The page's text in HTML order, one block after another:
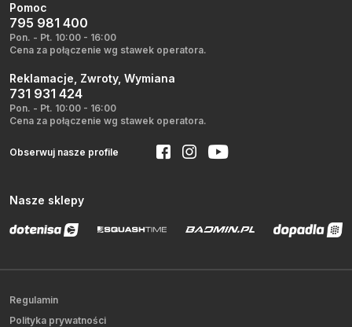
Pomoc
795 981 400
Pon. - Pt. 10:00 - 16:00
Cena za połączenie wg stawek operatora.
Reklamacje, Zwroty, Wymiana
731 931 424
Pon. - Pt. 10:00 - 16:00
Cena za połączenie wg stawek operatora.
Obserwuj nasze profile
Nasze sklepy
Regulamin
Polityka prywatności